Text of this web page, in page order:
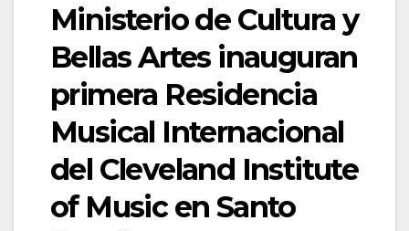
Ministerio de Cultura y
Bellas Artes inauguran
primera Residencia
Musical Internacional
del Cleveland Institute
of Music en Santo